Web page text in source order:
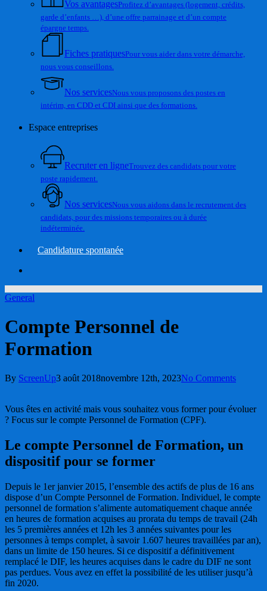
Vos avantagesProfitez d’avantages (logement, crédits,
garde d’enfants …), d’une offre parrainage et d’un compte
épargne temps.
Fiches pratiquesPour vous aider dans votre démarche,
nous vous conseillons.
Nos servicesNous vous proposons des postes en
intérim, en CDD et CDI ainsi que des formations.
Espace entreprises
Recruter en ligneTrouvez des candidats pour votre
poste rapidement.
Nos servicesNous vous aidons dans le recrutement des
candidats, pour des missions temporaires ou à durée
indéterminée.
Candidature spontanée
General
Compte Personnel de
Formation
By ScreenUp3 août 2018novembre 12th, 2023No Comments
Vous êtes en activité mais vous souhaitez vous former pour évoluer
? Focus sur le compte Personnel de Formation (CPF).
Le compte Personnel de Formation, un
dispositif pour se former
Depuis le 1er janvier 2015, l’ensemble des actifs de plus de 16 ans
dispose d’un Compte Personnel de Formation. Individuel, le compte
personnel de formation s’alimente automatiquement chaque année
en heures de formation acquises au prorata du temps de travail (24h
les 5 premières années et 12h les 3 années suivantes pour les
personnes à temps complet, à savoir 1.607 heures travaillées par an),
dans un limite de 150 heures. Si ce dispositif a définitivement
remplacé le DIF, les heures acquises dans le cadre du DIF ne sont
pas perdues. Vous avez en effet la possibilité de les utiliser jusqu’à
fin 2020.